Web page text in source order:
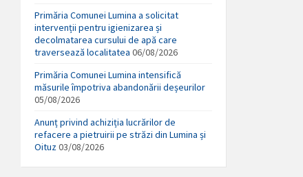
Primăria Comunei Lumina a solicitat
intervenții pentru igienizarea și
decolmatarea cursului de apă care
traversează localitatea 06/08/2026
Primăria Comunei Lumina intensifică
măsurile împotriva abandonării deșeurilor
05/08/2026
Anunț privind achiziția lucrărilor de
refacere a pietruirii pe străzi din Lumina și
Oituz03/08/2026